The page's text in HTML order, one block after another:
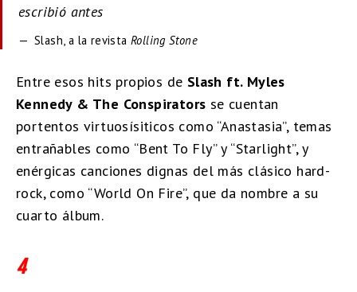
escribió antes
Slash, a la revista Rolling Stone
Entre esos hits propios de Slash ft. Myles
Kennedy & The Conspirators se cuentan
portentos virtuosísiticos como “Anastasia”, temas
entrañables como “Bent To Fly” y “Starlight”, y
enérgicas canciones dignas del más clásico hard-
rock, como “World On Fire”, que da nombre a su
cuarto álbum.
4